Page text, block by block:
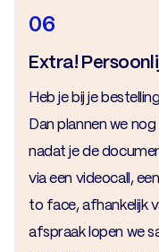
06
Extra!
Heb je bij je
Dan plannen we
nadat je de
via een videocall,
to face, afhankelijk
afspraak lopen we